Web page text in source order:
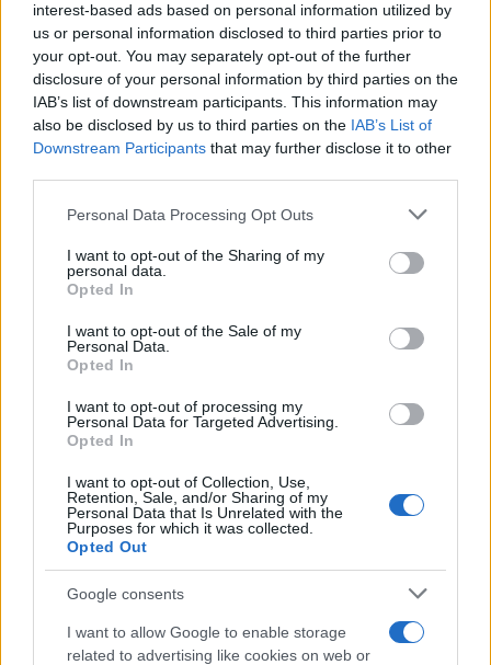
interest-based ads based on personal information utilized by
us or personal information disclosed to third parties prior to
your opt-out. You may separately opt-out of the further
disclosure of your personal information by third parties on the
IAB’s list of downstream participants. This information may
also be disclosed by us to third parties on the IAB’s List of
Downstream Participants that may further disclose it to other
Please note that this website/app uses one or more Google
not limited to your visit or usage behaviour. You may click to
grant or deny consent to Google and its third-party tags to
use your data for below specified purposes in below Google
consent section.
Personal Data Processing Opt Outs
I want to opt-out of the Sharing of my
personal data.
Opted In
I want to opt-out of the Sale of my
Personal Data.
Opted In
I want to opt-out of processing my
Personal Data for Targeted Advertising.
Opted In
I want to opt-out of Collection, Use,
Retention, Sale, and/or Sharing of my
Personal Data that Is Unrelated with the
Purposes for which it was collected.
Opted Out
Google consents
I want to allow Google to enable storage
related to advertising like cookies on web or
Σχόλια
Σχολίασε εδώ
50 /50
Αν τα χάσατε
Σε πορτοκαλί συναγερμό
Δευτέρα: Στα 9 μποφόρ οι
άνεμοι – Πάνω από 400
πυρκαγιές σε 10 ημέρες
Ανανεώθηκε πριν
48 λεπτά
διυλιστήριο της